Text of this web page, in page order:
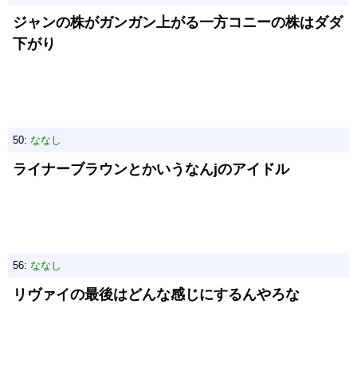
ジャンの株がガンガン上がる一方コニーの株はダダ
下がり
50: ななし
ライナーブラウンとかいうなんjのアイドル
56: ななし
リヴァイの最後はどんな感じにするんやろな